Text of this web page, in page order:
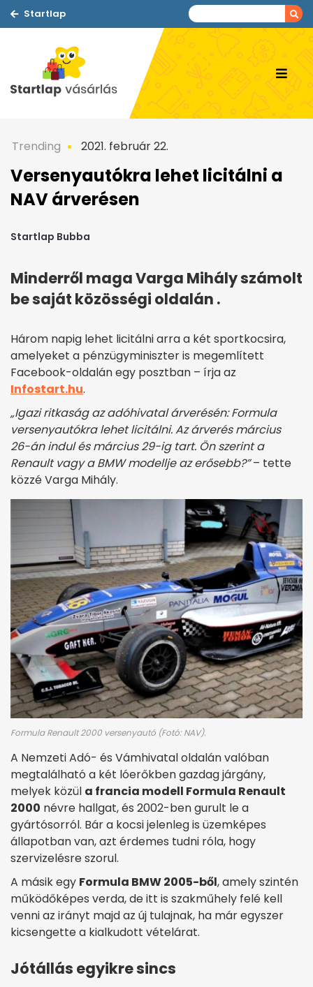
Startlap
Trending 2021. február 22.
Versenyautókra lehet licitálni a
NAV árverésen
Startlap Bubba
Minderről maga Varga Mihály számolt
be saját közösségi oldalán .
Három napig lehet licitálni arra a két sportkocsira,
amelyeket a pénzügyminiszter is megemlített
Facebook-oldalán egy posztban – írja az
Infostart.hu.
„Igazi ritkaság az adóhivatal árverésén: Formula
versenyautókra lehet licitálni. Az árverés március
26-án indul és március 29-ig tart. Ön szerint a
Renault vagy a BMW modellje az erősebb?”– tette
közzé Varga Mihály.
Formula Renault 2000 versenyautó (Fotó: NAV).
A Nemzeti Adó- és Vámhivatal oldalán valóban
megtalálható a két lóerőkben gazdag járgány,
melyek közül a francia modell Formula Renault
2000 névre hallgat, és 2002-ben gurult le a
gyártósorról. Bár a kocsi jelenleg is üzemképes
állapotban van, azt érdemes tudni róla, hogy
szervizelésre szorul.
A másik egy Formula BMW 2005-ből, amely szintén
működőképes verda, de itt is szakműhely felé kell
venni az irányt majd az új tulajnak, ha már egyszer
kicsengette a kialkudott vételárat.
Jótállás egyikre sincs